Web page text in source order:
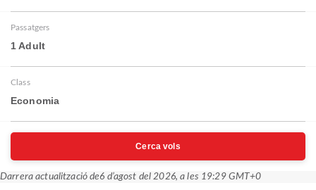
Passatgers
1 Adult
Class
Economia
Cerca vols
Darrera actualització de6 d’agost del 2026, a les 19:29 GMT+0